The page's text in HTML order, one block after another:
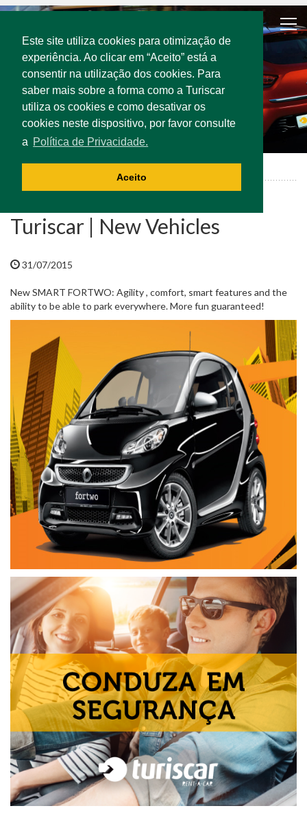
Este site utiliza cookies para otimização de
experiência. Ao clicar em “Aceito” está a
consentir na utilização dos cookies. Para
saber mais sobre a forma como a Turiscar
utiliza os cookies e como desativar os
cookies neste dispositivo, por favor consulte
a Política de Privacidade.
Aceito
News Turiscar | New Vehicles
Turiscar | New Vehicles
31/07/2015
New SMART FORTWO: Agility , comfort, smart features and the
ability to be able to park everywhere. More fun guaranteed!